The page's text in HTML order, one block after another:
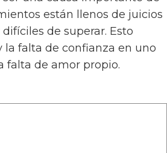
están llenos de juicios
de superar. Esto
la falta de confianza en uno
falta de amor propio.